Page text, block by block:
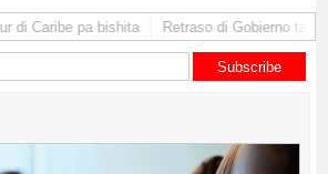
Caribe pa bishita Retraso di Gobierno ta
Subscribe